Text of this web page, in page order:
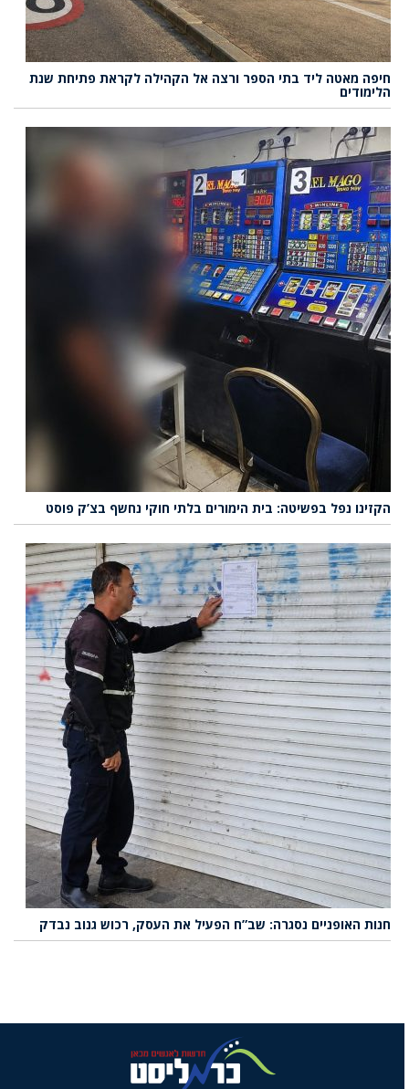
חיפה מאטה ליד בתי הספר ורצה אל הקהילה לקראת פתיחת שנת
הלימודים
הקזינו נפל בפשיטה: בית הימורים בלתי חוקי נחשף בצ’ק פוסט
חנות האופניים נסגרה: שב”ח הפעיל את העסק, רכוש גנוב נבדק